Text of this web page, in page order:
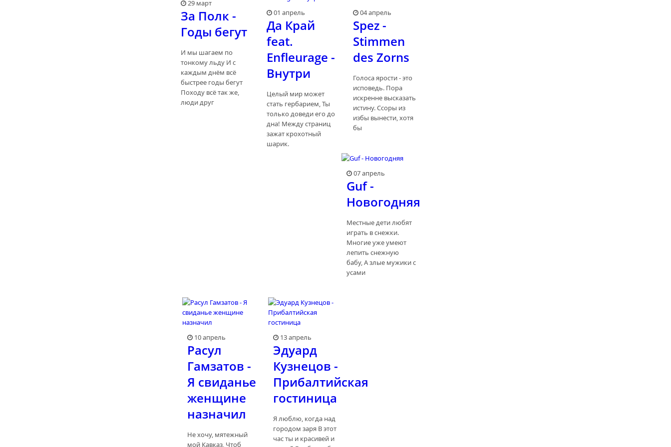
29 март
За Полк -
Годы бегут
И мы шагаем по
тонкому льду И с
каждым днём всё
быстрее годы бегут
Походу всё так же,
люди друг
01 апрель
Да Край
feat.
Enfleurage -
Внутри
Целый мир может
стать гербарием, Ты
только доведи его до
дна! Между страниц
зажат крохотный
шарик.
04 апрель
Spez -
Stimmen
des Zorns
Голоса ярости - это
исповедь. Пора
искренне высказать
истину. Ссоры из
избы вынести, хотя
бы
07 апрель
Guf -
Новогодняя
Местные дети любят
играть в снежки.
Многие уже умеют
лепить снежную
бабу, А злые мужики с
усами
10 апрель
Расул
Гамзатов -
Я свиданье
женщине
назначил
Не хочу, мятежный
мой Кавказ, Чтоб
13 апрель
Эдуард
Кузнецов -
Прибалтийская
гостиница
Я люблю, когда над
городом заря В этот
час ты и красивей и